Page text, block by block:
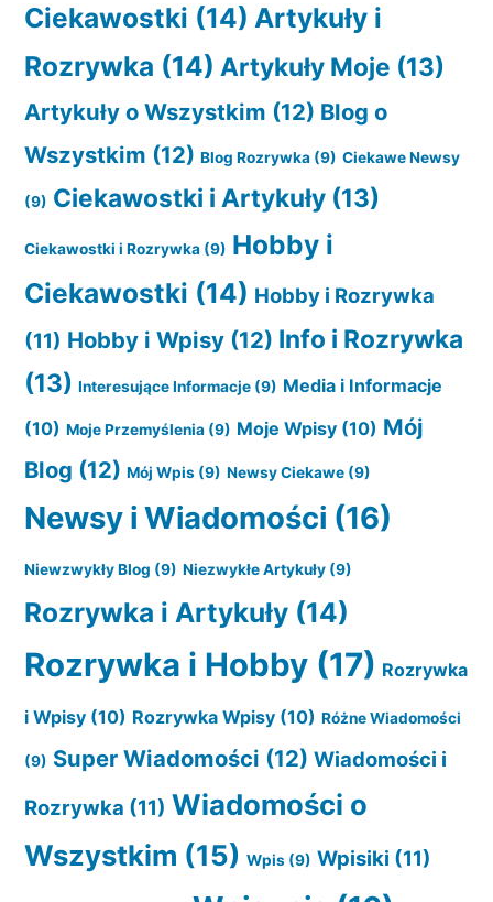
Ciekawostki (14) Artykuły i
Rozrywka (14) Artykuły Moje (13)
Artykuły o Wszystkim (12) Blog o
Wszystkim (12) Blog Rozrywka (9) Ciekawe Newsy
(9) Ciekawostki i Artykuły (13)
Ciekawostki i Rozrywka (9) Hobby i
Ciekawostki (14) Hobby i Rozrywka
(11) Hobby i Wpisy (12) Info i Rozrywka
(13) Interesujące Informacje (9) Media i Informacje
(10) Moje Przemyślenia (9) Moje Wpisy (10) Mój
Blog (12) Mój Wpis (9) Newsy Ciekawe (9)
Newsy i Wiadomości (16)
Niewzwykły Blog (9) Niezwykłe Artykuły (9)
Rozrywka i Artykuły (14)
Rozrywka i Hobby (17) Rozrywka
i Wpisy (10) Rozrywka Wpisy (10) Różne Wiadomości
(9) Super Wiadomości (12) Wiadomości i
Rozrywka (11) Wiadomości o
Wszystkim (15) Wpis (9) Wpisiki (11)